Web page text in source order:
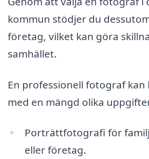
kommun stödjer du
företag, vilket kan göra
samhället.
En professionell fotograf kan
med en mängd olika
Porträttfotografi för
eller företag.